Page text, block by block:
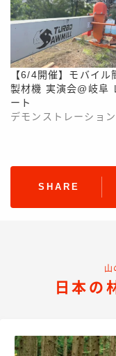
【6/4開催】モバイル
製材機 実演会@岐阜
ート
デモンストレーション
SHARE
山
日本の